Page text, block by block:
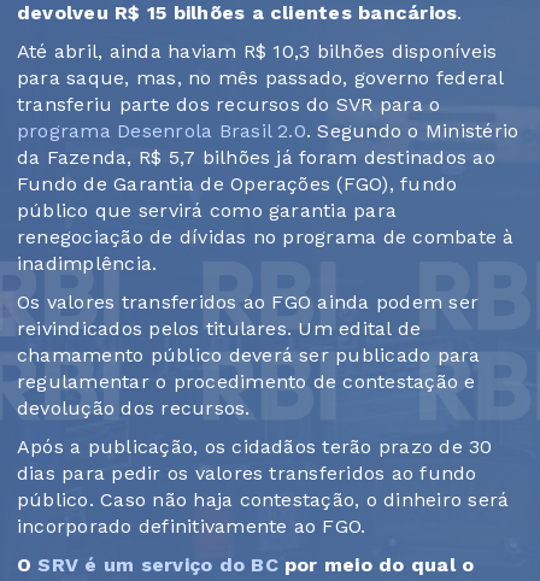
devolveu R$ 15 bilhões a clientes bancários.
Até abril, ainda haviam R$ 10,3 bilhões disponíveis
para saque, mas, no mês passado, governo federal
transferiu parte dos recursos do SVR para o
programa Desenrola Brasil 2.0. Segundo o Ministério
da Fazenda, R$ 5,7 bilhões já foram destinados ao
Fundo de Garantia de Operações (FGO), fundo
público que servirá como garantia para
renegociação de dívidas no programa de combate à
inadimplência.
Os valores transferidos ao FGO ainda podem ser
reivindicados pelos titulares. Um edital de
chamamento público deverá ser publicado para
regulamentar o procedimento de contestação e
devolução dos recursos.
Após a publicação, os cidadãos terão prazo de 30
dias para pedir os valores transferidos ao fundo
público. Caso não haja contestação, o dinheiro será
incorporado definitivamente ao FGO.
OSRV é um serviço do BCpor meio do qual o